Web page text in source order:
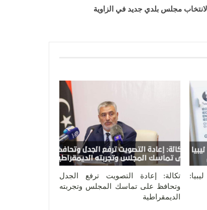
مجلس بلدي جديد في الزاوية
تكالة: إعادة التصويت ترفع الجدل
وتحافظ على تماسك المجلس وتجربته
الديمقراطية